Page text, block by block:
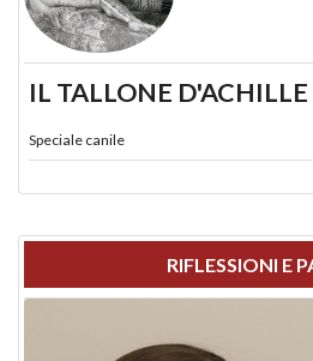
IL TALLONE D'ACHILLE
Speciale canile
RIFLESSIONI E